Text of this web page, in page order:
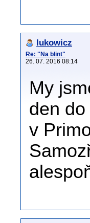
lukowicz
Re: "Na blint"
26. 07. 2016 08:14
My
den
v